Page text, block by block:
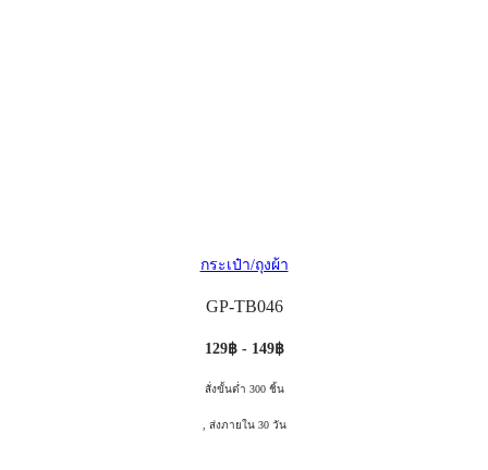
กระเป๋า/ถุงผ้า
GP-TB046
129฿ - 149฿
สั่งขั้นต่ำ 300 ชิ้น
, ส่งภายใน 30 วัน